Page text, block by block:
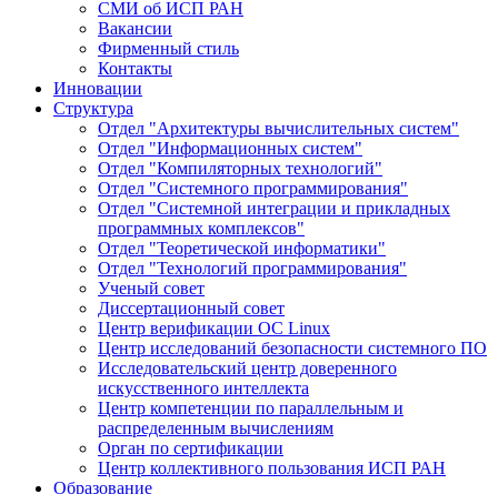
СМИ об ИСП РАН
Вакансии
Фирменный стиль
Контакты
Инновации
Структура
Отдел "Архитектуры вычислительных систем"
Отдел "Информационных систем"
Отдел "Компиляторных технологий"
Отдел "Системного программирования"
Отдел "Системной интеграции и прикладных
программных комплексов"
Отдел "Теоретической информатики"
Отдел "Технологий программирования"
Ученый совет
Диссертационный совет
Центр верификации ОС Linux
Центр исследований безопасности системного ПО
Исследовательский центр доверенного
искусственного интеллекта
Центр компетенции по параллельным и
распределенным вычислениям
Орган по сертификации
Центр коллективного пользования ИСП РАН
Образование